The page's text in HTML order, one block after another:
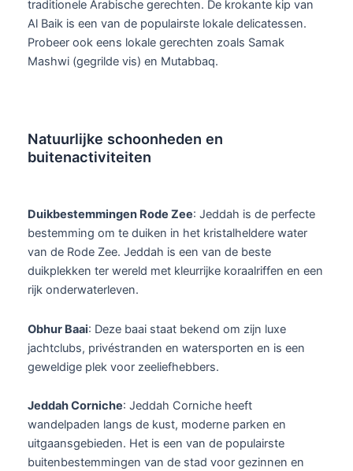
traditionele Arabische gerechten. De krokante kip van
Al Baik is een van de populairste lokale delicatessen.
Probeer ook eens lokale gerechten zoals Samak
Mashwi (gegrilde vis) en Mutabbaq.
Natuurlijke schoonheden en
buitenactiviteiten
Duikbestemmingen Rode Zee: Jeddah is de perfecte
bestemming om te duiken in het kristalheldere water
van de Rode Zee. Jeddah is een van de beste
duikplekken ter wereld met kleurrijke koraalriffen en een
rijk onderwaterleven.
Obhur Baai: Deze baai staat bekend om zijn luxe
jachtclubs, privéstranden en watersporten en is een
geweldige plek voor zeeliefhebbers.
Jeddah Corniche: Jeddah Corniche heeft
wandelpaden langs de kust, moderne parken en
uitgaansgebieden. Het is een van de populairste
buitenbestemmingen van de stad voor gezinnen en